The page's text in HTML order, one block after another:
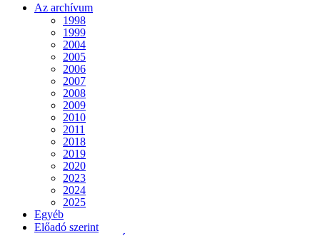
Az archívum
1998
1999
2004
2005
2006
2007
2008
2009
2010
2011
2018
2019
2020
2023
2024
2025
Egyéb
Előadó szerint